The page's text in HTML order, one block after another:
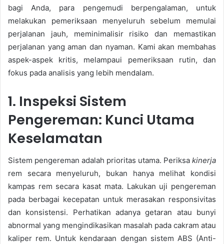
bagi Anda, para pengemudi berpengalaman, untuk
melakukan pemeriksaan menyeluruh sebelum memulai
perjalanan jauh, meminimalisir risiko dan memastikan
perjalanan yang aman dan nyaman. Kami akan membahas
aspek-aspek kritis, melampaui pemeriksaan rutin, dan
fokus pada analisis yang lebih mendalam.
1. Inspeksi Sistem
Pengereman: Kunci Utama
Keselamatan
Sistem pengereman adalah prioritas utama. Periksa kinerja
rem secara menyeluruh, bukan hanya melihat kondisi
kampas rem secara kasat mata. Lakukan uji pengereman
pada berbagai kecepatan untuk merasakan responsivitas
dan konsistensi. Perhatikan adanya getaran atau bunyi
abnormal yang mengindikasikan masalah pada cakram atau
kaliper rem. Untuk kendaraan dengan sistem ABS (Anti-